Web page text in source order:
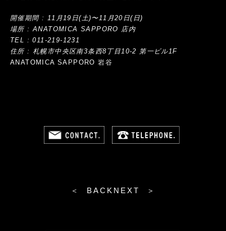
開催期間 : 11月19日(土)〜11月20日(日)
場所 : ANATOMICA SAPPORO 店内
TEL : 011-219-1231
住所 : 札幌市中央区南3条西8丁目10-2 第一ビル1F
ANATOMICA SAPPORO 岩谷
＜ BACK NEXT ＞